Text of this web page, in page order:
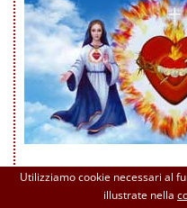
Preghiera a Dio
all’inizio della
Utilizziamo cookie necessari al
illustrate nella